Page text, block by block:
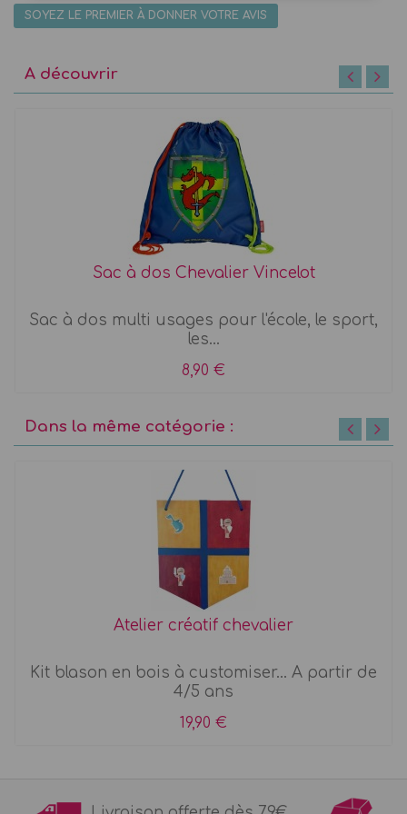
SOYEZ LE PREMIER À DONNER VOTRE AVIS
A découvrir
Sac à dos Chevalier Vincelot
Sac à dos multi usages pour l'école, le sport,
les...
8,90 €
Dans la même catégorie :
Atelier créatif chevalier
Kit blason en bois à customiser... A partir de
4/5 ans
19,90 €